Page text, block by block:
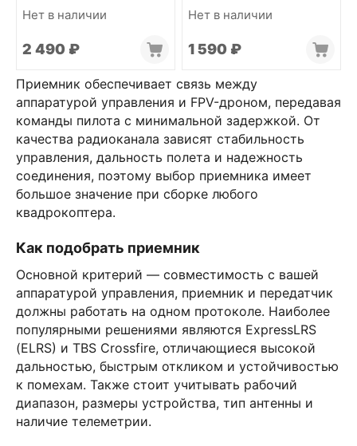
Приемник обеспечивает связь между
аппаратурой управления и FPV-дроном, передавая
команды пилота с минимальной задержкой. От
качества радиоканала зависят стабильность
управления, дальность полета и надежность
соединения, поэтому выбор приемника имеет
большое значение при сборке любого
квадрокоптера.
Как подобрать приемник
Основной критерий — совместимость с вашей
аппаратурой управления, приемник и передатчик
должны работать на одном протоколе. Наиболее
популярными решениями являются ExpressLRS
(ELRS) и TBS Crossfire, отличающиеся высокой
дальностью, быстрым откликом и устойчивостью
к помехам. Также стоит учитывать рабочий
диапазон, размеры устройства, тип антенны и
наличие телеметрии.
Нет в наличии
2 490 ₽
Нет в наличии
1 590 ₽